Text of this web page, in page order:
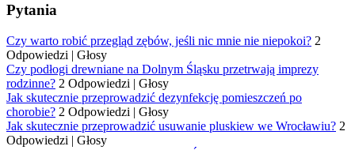
Pytania
Czy warto robić przegląd zębów, jeśli nic mnie nie niepokoi? 2
Odpowiedzi | Głosy
Czy podłogi drewniane na Dolnym Śląsku przetrwają imprezy
rodzinne? 2 Odpowiedzi | Głosy
Jak skutecznie przeprowadzić dezynfekcję pomieszczeń po
chorobie? 2 Odpowiedzi | Głosy
Jak skutecznie przeprowadzić usuwanie pluskiew we Wrocławiu? 2
Odpowiedzi | Głosy